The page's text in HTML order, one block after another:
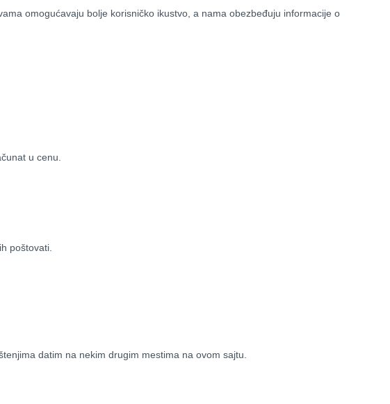
omogućavaju bolje korisničko ikustvo, a nama obezbeđuju informacije o
u cenu.
poštovati.
datim na nekim drugim mestima na ovom sajtu.